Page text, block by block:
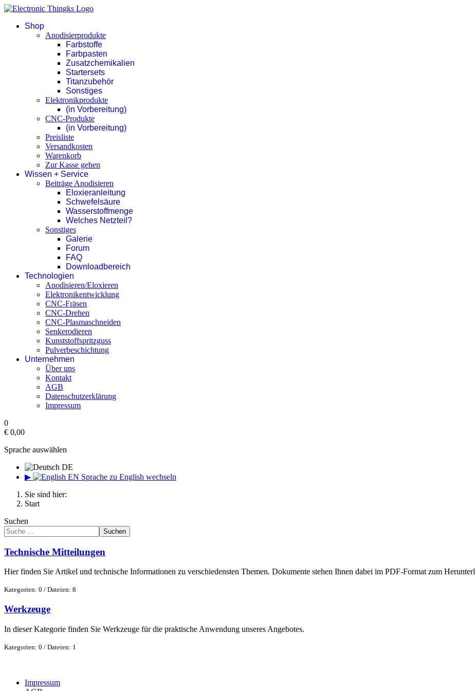
Shop
Anodisierprodukte
Farbstoffe
Farbpasten
Zusatzchemikalien
Startersets
Titanzubehör
Sonstiges
Elektronikprodukte
(in Vorbereitung)
CNC-Produkte
(in Vorbereitung)
Preisliste
Versandkosten
Warenkorb
Zur Kasse gehen
Wissen + Service
Beiträge Anodisieren
Eloxieranleitung
Schwefelsäure
Wasserstoffmenge
Welches Netzteil?
Sonstiges
Galerie
Forum
FAQ
Downloadbereich
Technologien
Anodisieren/Eloxieren
Elektronikentwicklung
CNC-Fräsen
CNC-Drehen
CNC-Plasmaschneiden
Senkerodieren
Kunststoffspritzguss
Pulverbeschichtung
Unternehmen
Über uns
Kontakt
AGB
Datenschutzerklärung
Impressum
0
€ 0,00‎
Sprache auswählen
DE
▶
EN Sprache zu English wechseln
Sie sind hier:
Start
Suchen
Suchen
Technische Mitteilungen
Hier finden Sie Artikel und technische Informationen zu verschiedensten Themen. Dokumente stehen Ihnen dabei im PDF-Format zum
Kategorien: 0 / Dateien: 8
Werkzeuge
In dieser Kategorie finden Sie Werkzeuge für die praktische Anwendung unseres Angebotes.
Kategorien: 0 / Dateien: 1
Impressum